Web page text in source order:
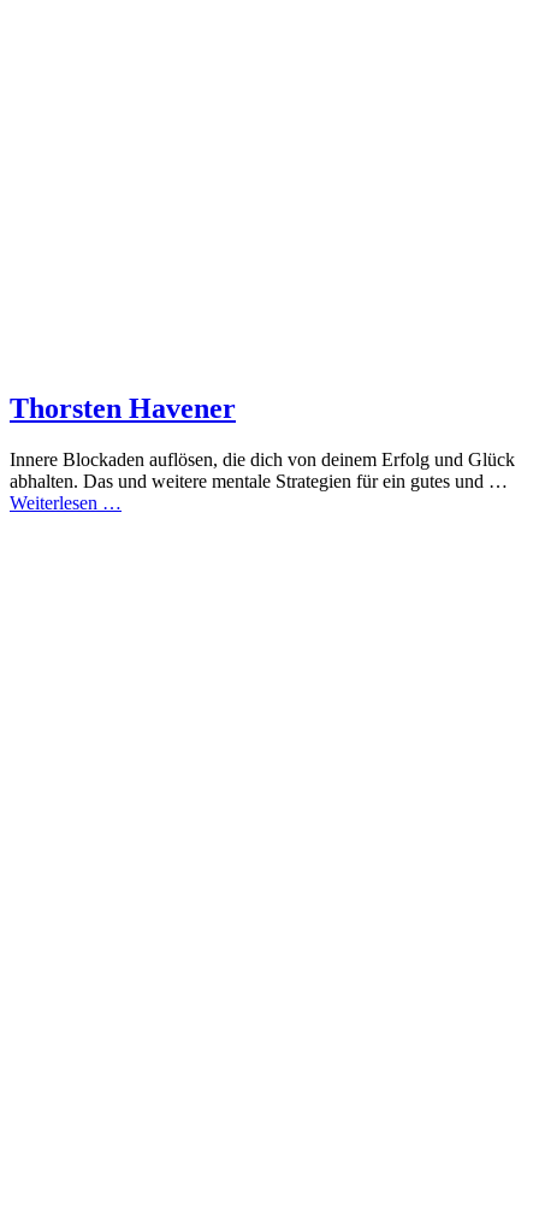
Thorsten Havener
Innere Blockaden auflösen, die dich von deinem Erfolg und Glück
abhalten. Das und weitere mentale Strategien für ein gutes und …
Weiterlesen …